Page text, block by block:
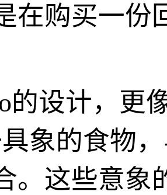
在购买一份
的设计，更
象的食物
。这些意象